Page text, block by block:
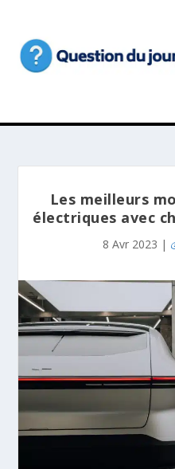
Les meilleurs
électriques avec
8 Avr 2023 |